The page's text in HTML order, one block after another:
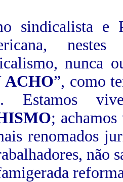
sindicalista e
nunca
ACHO”, como
Estamos
; achamos
renomados
não